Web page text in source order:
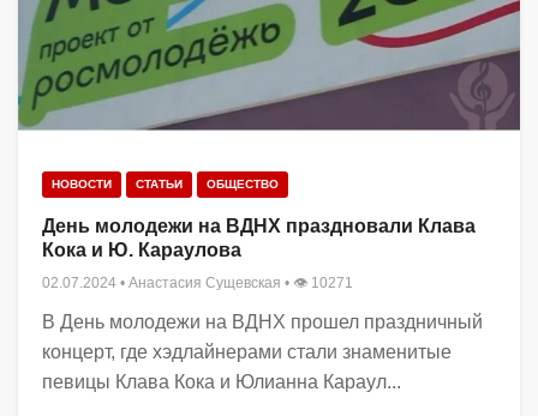
НОВОСТИ СТАТЬИ ОБЩЕСТВО
День молодежи на ВДНХ праздновали Клава
Кока и Ю. Караулова
02.07.2024 • Анастасия Сущевская • 👁 10271
В День молодежи на ВДНХ прошел праздничный
концерт, где хэдлайнерами стали знаменитые
певицы Клава Кока и Юлианна Караул...